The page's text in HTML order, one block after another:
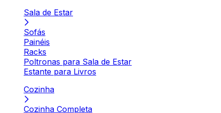
Sala de Estar
Sofás
Painéis
Racks
Poltronas para Sala de Estar
Estante para Livros
Cozinha
Cozinha Completa